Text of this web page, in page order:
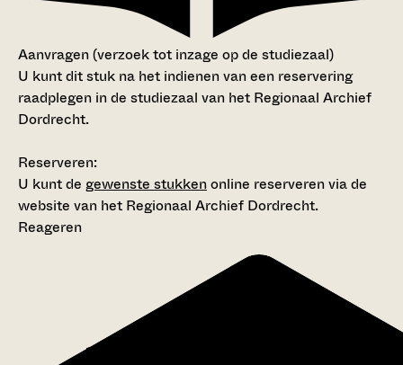
Aanvragen (verzoek tot inzage op de studiezaal)
U kunt dit stuk na het indienen van een reservering
raadplegen in de studiezaal van het Regionaal Archief
Dordrecht.
Reserveren:
U kunt de gewenste stukkenonline reserveren via de
website van het Regionaal Archief Dordrecht.
Reageren